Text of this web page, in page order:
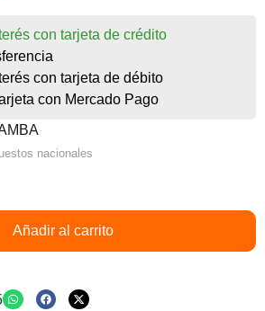
con tarjeta de crédito
con tarjeta de débito
con Mercado Pago
nacionales
Añadir al carrito